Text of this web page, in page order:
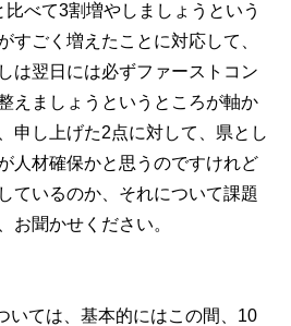
べて3割増やしましょうという
すごく増えたことに対応して、
は翌日には必ずファーストコン
えましょうというところが軸か
申し上げた2点に対して、県とし
人材確保かと思うのですけれど
ているのか、それについて課題
お聞かせください。
いては、基本的にはこの間、10